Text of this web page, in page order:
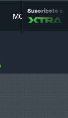
MOVILIDAD
Suscríbete a